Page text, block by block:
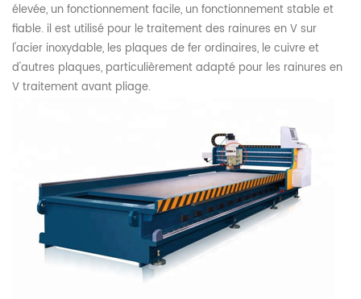
élevée, un fonctionnement facile, un fonctionnement stable et
fiable. il est utilisé pour le traitement des rainures en V sur
l'acier inoxydable, les plaques de fer ordinaires, le cuivre et
d'autres plaques, particulièrement adapté pour les rainures en
Vtraitement avant pliage.